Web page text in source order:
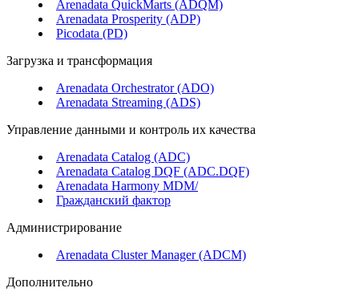
Arenadata QuickMarts (ADQM)
Arenadata Prosperity (ADP)
Picodata (PD)
Загрузка и трансформация
Arenadata Orchestrator (ADO)
Arenadata Streaming (ADS)
Управление данными и контроль их качества
Arenadata Catalog (ADC)
Arenadata Catalog DQF (ADС.DQF)
Arenadata Harmony MDM/
Гражданский фактор
Администрирование
Arenadata Cluster Manager (ADCM)
Дополнительно